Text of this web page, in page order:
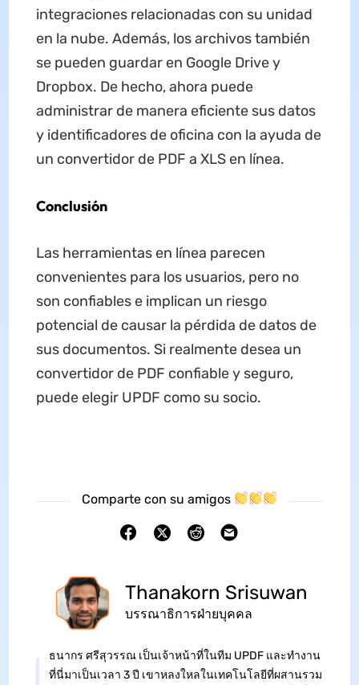
integraciones relacionadas con su unidad
en la nube. Además, los archivos también
se pueden guardar en Google Drive y
Dropbox. De hecho, ahora puede
administrar de manera eficiente sus datos
y identificadores de oficina con la ayuda de
un convertidor de PDF a XLS en línea.
Conclusión
Las herramientas en línea parecen
convenientes para los usuarios, pero no
son confiables e implican un riesgo
potencial de causar la pérdida de datos de
sus documentos. Si realmente desea un
convertidor de PDF confiable y seguro,
puede elegir UPDF como su socio.
Comparte con su amigos
Thanakorn Srisuwan
บรรณาธิการฝ่ายบุคคล
ธนากร ศรีสุวรรณ เป็นเจ้าหน้าที่ในทีม UPDF และทำงาน
ที่นี่มาเป็นเวลา 3 ปี เขาหลงใหลในเทคโนโลยีที่ผสานรวม